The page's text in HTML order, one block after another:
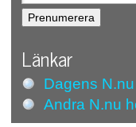
Länkar
Dagens
Andra N.nu